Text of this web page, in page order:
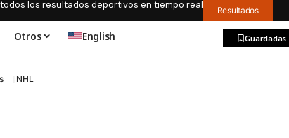
los resultados deportivos en tiempo real Resultados
Otros English Guardadas
NHL